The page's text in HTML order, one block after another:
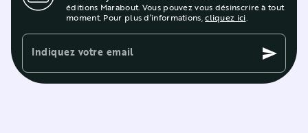
éditions Marabout. Vous pouvez vous désinscrire à tout
moment. Pour plus d’informations,cliquez ici.
Indiquez votre email send